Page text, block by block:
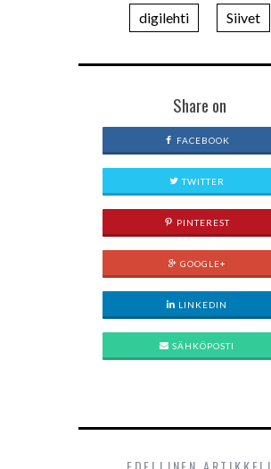
digilehti Siivet
Share on
FACEBOOK
TWITTER
PINTEREST
GOOGLE+
LINKEDIN
SÄHKÖPOSTI